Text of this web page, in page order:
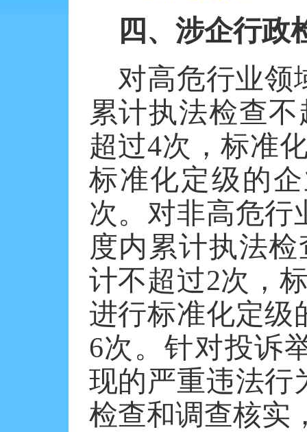
四、涉企行政
对高危行业领
累计执法检查不
超过4次，标准
标准化定级的
次。对非高危行
度内累计执法
计不超过2次，
进行标准化定级
6次。针对投诉
现的严重违法行
检查和调查核实